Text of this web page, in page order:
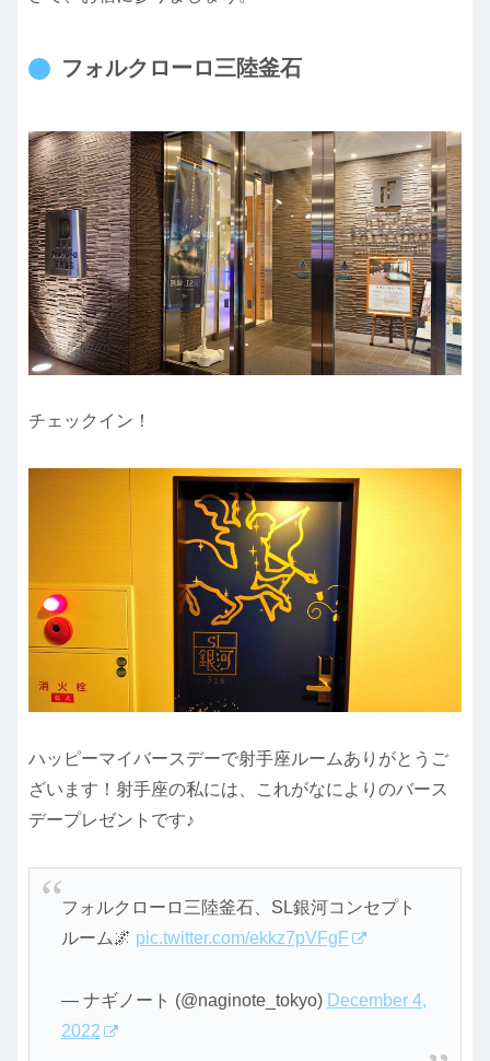
フォルクローロ三陸釜石
チェックイン！
ハッピーマイバースデーで射手座ルームありがとうご
ざいます！射手座の私には、これがなによりのバース
デープレゼントです♪
フォルクローロ三陸釜石、SL銀河コンセプト
ルーム🌌 pic.twitter.com/ekkz7pVFgF
— ナギノート (@naginote_tokyo) December 4,
2022